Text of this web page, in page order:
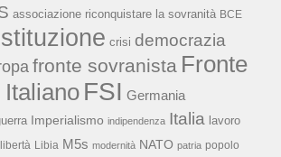
associazione riconquistare la sovranità BCE
crisi democrazia
fronte sovranista Fronte
FSI Germania
Imperialismo indipendenza Italia lavoro
libertà Libia M5s modernità NATO patria popolo